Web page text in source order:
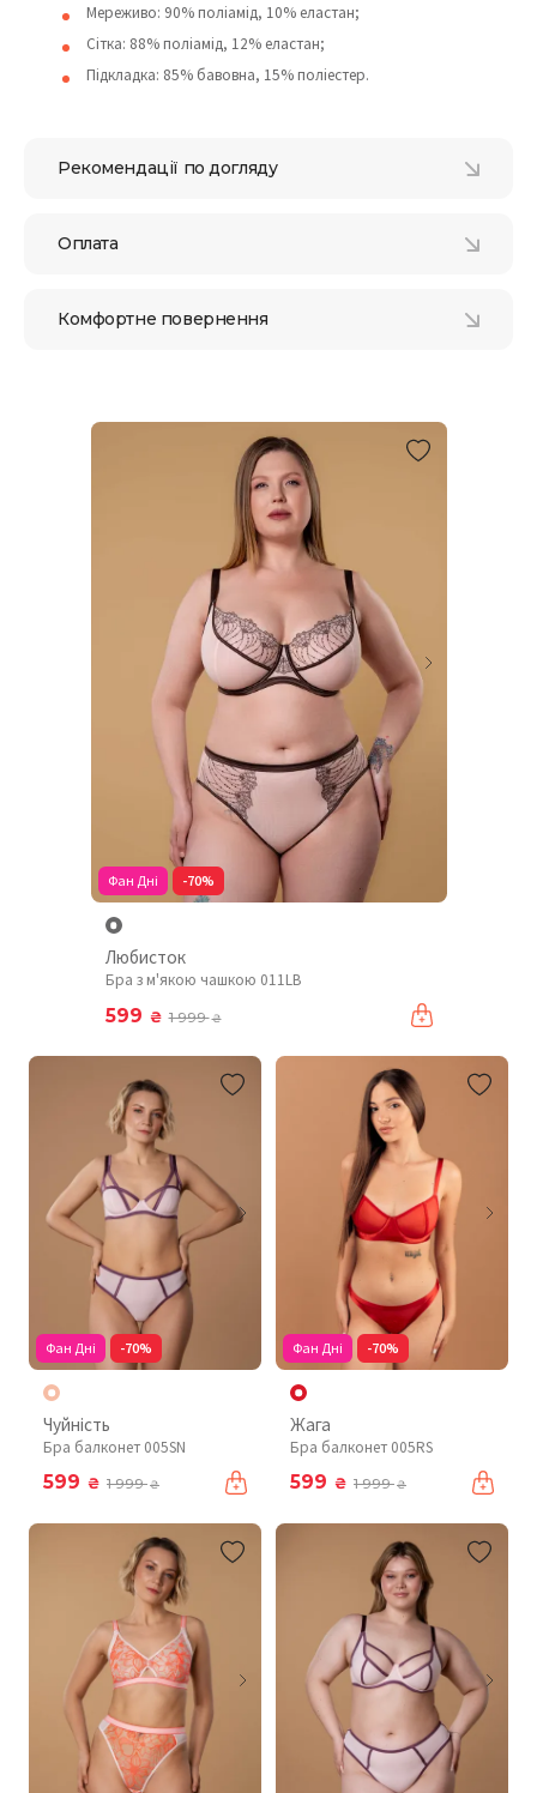
Мереживо: 90% поліамід, 10% еластан;
Сітка: 88% поліамід, 12% еластан;
Підкладка: 85% бавовна, 15% поліестер.
Рекомендації по догляду
Оплата
Комфортне повернення
Фан Дні -70%
Любисток
Бра з м'якою чашкою 011LB
599 ₴ 1 999₴
Фан Дні -70%
Чуйність
Бра балконет 005SN
599 ₴ 1 999₴
Фан Дні -70%
Жага
Бра балконет 005RS
599 ₴ 1 999₴